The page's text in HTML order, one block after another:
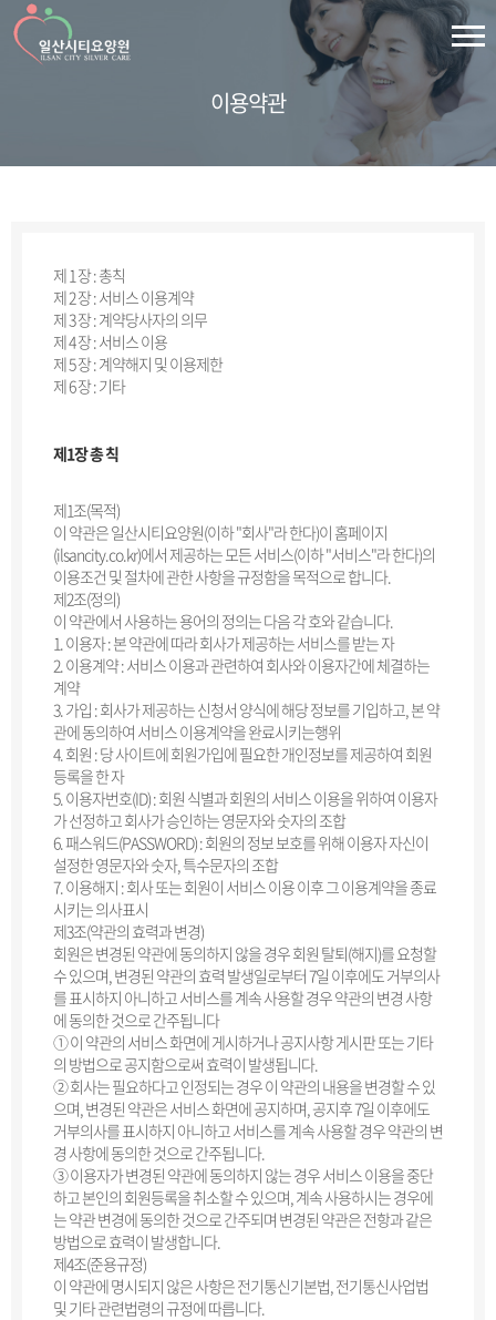
이용약관
제 1 장 : 총칙
제 2 장 : 서비스 이용계약
제 3 장 : 계약당사자의 의무
제 4 장 : 서비스 이용
제 5 장 : 계약해지 및 이용제한
제 6 장 : 기타
제1장 총 칙
제1조(목적)
이 약관은 일산시티요양원(이하 "회사"라 한다)이 홈페이지
(ilsancity.co.kr)에서 제공하는 모든 서비스(이하 "서비스"라 한다)의
이용조건 및 절차에 관한 사항을 규정함을 목적으로 합니다.
제2조(정의)
이 약관에서 사용하는 용어의 정의는 다음 각 호와 같습니다.
1. 이용자 : 본 약관에 따라 회사가 제공하는 서비스를 받는 자
2. 이용계약 : 서비스 이용과 관련하여 회사와 이용자간에 체결하는
계약
3. 가입 : 회사가 제공하는 신청서 양식에 해당 정보를 기입하고, 본 약
관에 동의하여 서비스 이용계약을 완료시키는행위
4. 회원 : 당 사이트에 회원가입에 필요한 개인정보를 제공하여 회원
등록을 한 자
5. 이용자번호(ID) : 회원 식별과 회원의 서비스 이용을 위하여 이용자
가 선정하고 회사가 승인하는 영문자와 숫자의 조합
6. 패스워드(PASSWORD) : 회원의 정보 보호를 위해 이용자 자신이
설정한 영문자와 숫자, 특수문자의 조합
7. 이용해지 : 회사 또는 회원이 서비스 이용 이후 그 이용계약을 종료
시키는 의사표시
제3조(약관의 효력과 변경)
회원은 변경된 약관에 동의하지 않을 경우 회원 탈퇴(해지)를 요청할
수 있으며, 변경된 약관의 효력 발생일로부터 7일 이후에도 거부의사
를 표시하지 아니하고 서비스를 계속 사용할 경우 약관의 변경 사항
에 동의한 것으로 간주됩니다
① 이 약관의 서비스 화면에 게시하거나 공지사항 게시판 또는 기타
의 방법으로 공지함으로써 효력이 발생됩니다.
② 회사는 필요하다고 인정되는 경우 이 약관의 내용을 변경할 수 있
으며, 변경된 약관은 서비스 화면에 공지하며, 공지후 7일 이후에도
거부의사를 표시하지 아니하고 서비스를 계속 사용할 경우 약관의 변
경 사항에 동의한 것으로 간주됩니다.
③ 이용자가 변경된 약관에 동의하지 않는 경우 서비스 이용을 중단
하고 본인의 회원등록을 취소할 수 있으며, 계속 사용하시는 경우에
는 약관 변경에 동의한 것으로 간주되며 변경된 약관은 전항과 같은
방법으로 효력이 발생합니다.
제4조(준용규정)
이 약관에 명시되지 않은 사항은 전기통신기본법, 전기통신사업법
및 기타 관련법령의 규정에 따릅니다.